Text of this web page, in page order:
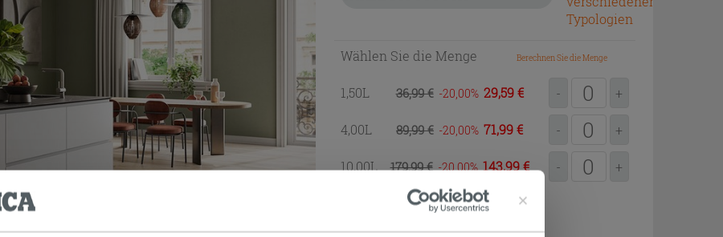
Typologien
Wählen Sie die Menge Berechnen Sie die Menge
1,50L 36,99 € -20,00 29,59 € - +
4,00L 89,99 € -20,00 71,99 € - +
10,00L 179,99 € -20,00 143,99 € - +
Leistung = 0,20L/m2